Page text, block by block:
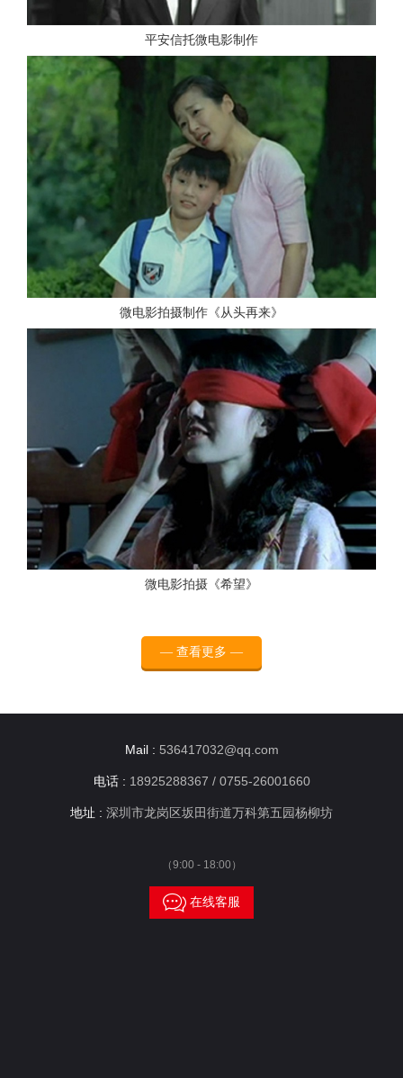
平安信托微电影制作
查看更多
微电影拍摄制作《从头再来》
查看更多
微电影拍摄《希望》
— 查看更多 —
Mail : 536417032@qq.com
电话 : 18925288367 / 0755-26001660
地址 : 深圳市龙岗区坂田街道万科第五园杨柳坊
（9:00 - 18:00）
 在线客服